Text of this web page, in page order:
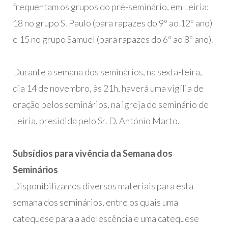
frequentam os grupos do pré-seminário, em Leiria:
18 no grupo S. Paulo (para rapazes do 9º ao 12º ano)
e 15 no grupo Samuel (para rapazes do 6º ao 8º ano).
Durante a semana dos seminários, na sexta-feira,
dia 14 de novembro, às 21h, haverá uma vigília de
oração pelos seminários, na igreja do seminário de
Leiria, presidida pelo Sr. D. António Marto.
Subsídios para vivência da Semana dos
Seminários
Disponibilizamos diversos materiais para esta
semana dos seminários, entre os quais uma
catequese para a adolescência e uma catequese